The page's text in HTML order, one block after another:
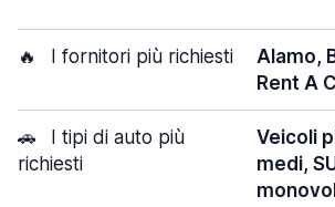
🔥 I fornitori più richiesti
Alamo,
Rent A
🚗
I tipi di auto più
richiesti
Veicoli
medi,